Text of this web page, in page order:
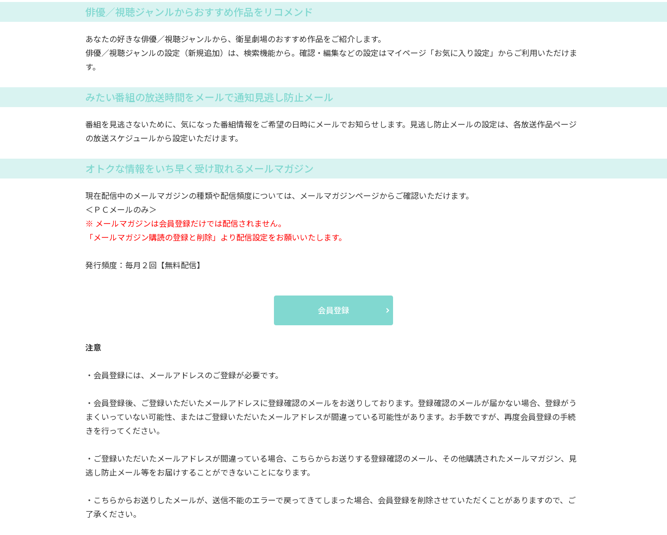
俳優／視聴ジャンルからおすすめ作品をリコメンド
あなたの好きな俳優／視聴ジャンルから、衛星劇場のおすすめ作品をご紹介します。
俳優／視聴ジャンルの設定（新規追加）は、検索機能から。確認・編集などの設定はマイページ「お気に入り設定」からご利用いただけま
す。
みたい番組の放送時間をメールで通知見逃し防止メール
番組を見逃さないために、気になった番組情報をご希望の日時にメールでお知らせします。見逃し防止メールの設定は、各放送作品ページ
の放送スケジュールから設定いただけます。
オトクな情報をいち早く受け取れるメールマガジン
現在配信中のメールマガジンの種類や配信頻度については、メールマガジンページからご確認いただけます。
＜ＰＣメールのみ＞
※ メールマガジンは会員登録だけでは配信されません。
「メールマガジン購読の登録と削除」より配信設定をお願いいたします。
発行頻度：毎月２回【無料配信】
会員登録
注意
・会員登録には、メールアドレスのご登録が必要です。
・会員登録後、ご登録いただいたメールアドレスに登録確認のメールをお送りしております。登録確認のメールが届かない場合、登録がう
まくいっていない可能性、またはご登録いただいたメールアドレスが間違っている可能性があります。お手数ですが、再度会員登録の手続
きを行ってください。
・ご登録いただいたメールアドレスが間違っている場合、こちらからお送りする登録確認のメール、その他購読されたメールマガジン、見
逃し防止メール等をお届けすることができないことになります。
・こちらからお送りしたメールが、送信不能のエラーで戻ってきてしまった場合、会員登録を削除させていただくことがありますので、ご
了承ください。